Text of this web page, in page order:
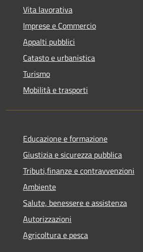
Vita lavorativa
Imprese e Commercio
Appalti pubblici
Catasto e urbanistica
Turismo
Mobilità e trasporti
Educazione e formazione
Giustizia e sicurezza pubblica
Tributi,finanze e contravvenzioni
Ambiente
Salute, benessere e assistenza
Autorizzazioni
Agricoltura e pesca